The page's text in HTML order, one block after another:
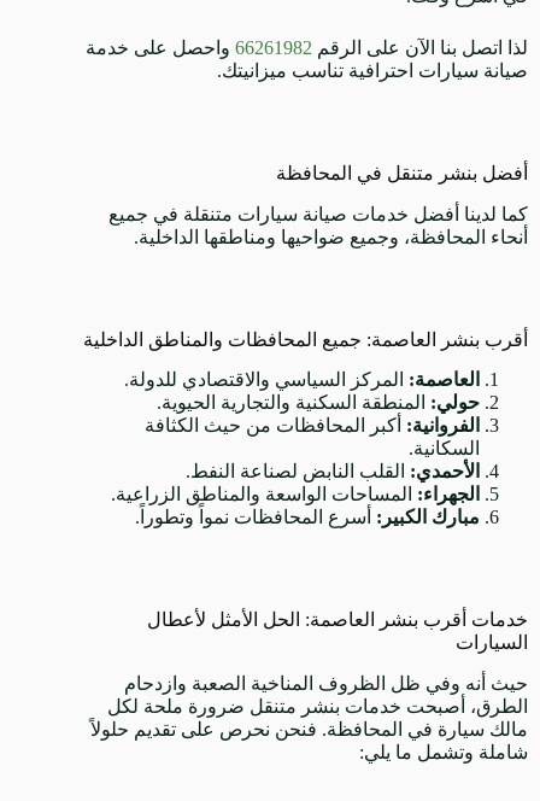
لذا اتصل بنا الآن على الرقم 66261982 واحصل على خدمة
صيانة سيارات احترافية تناسب ميزانيتك.
أفضل بنشر متنقل في المحافظة
كما لدينا أفضل خدمات صيانة سيارات متنقلة في جميع
أنحاء المحافظة، وجميع ضواحيها ومناطقها الداخلية.
أقرب بنشر العاصمة: جميع المحافظات والمناطق الداخلية
العاصمة: المركز السياسي والاقتصادي للدولة.
حولي: المنطقة السكنية والتجارية الحيوية.
الفروانية: أكبر المحافظات من حيث الكثافة
السكانية.
الأحمدي: القلب النابض لصناعة النفط.
الجهراء: المساحات الواسعة والمناطق الزراعية.
مبارك الكبير: أسرع المحافظات نمواً وتطوراً.
خدمات أقرب بنشر العاصمة: الحل الأمثل لأعطال
السيارات
حيث أنه وفي ظل الظروف المناخية الصعبة وازدحام
الطرق، أصبحت خدمات بنشر متنقل ضرورة ملحة لكل
مالك سيارة في المحافظة. فنحن نحرص على تقديم حلولاً
شاملة وتشمل ما يلي: